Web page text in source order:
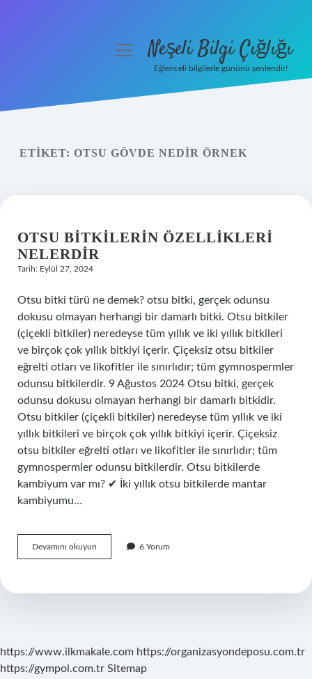
Yasal Uyarı
menüyüNeşeli Bilgi Çığlığı
Eğlenceli bilgilerle gününü şenlendir!
ETIKET: OTSU GÖVDE NEDIR ÖRNEK
OTSU BITKILERIN ÖZELLIKLERI
NELERDIR
Tarih: Eylül 27, 2024
Otsu bitki türü ne demek? otsu bitki, gerçek odunsu
dokusu olmayan herhangi bir damarlı bitki. Otsu bitkiler
(çiçekli bitkiler) neredeyse tüm yıllık ve iki yıllık bitkileri
ve birçok çok yıllık bitkiyi içerir. Çiçeksiz otsu bitkiler
eğrelti otları ve likofitler ile sınırlıdır; tüm gymnospermler
odunsu bitkilerdir. 9 Ağustos 2024 Otsu bitki, gerçek
odunsu dokusu olmayan herhangi bir damarlı bitkidir.
Otsu bitkiler (çiçekli bitkiler) neredeyse tüm yıllık ve iki
yıllık bitkileri ve birçok çok yıllık bitkiyi içerir. Çiçeksiz
otsu bitkiler eğrelti otları ve likofitler ile sınırlıdır; tüm
gymnospermler odunsu bitkilerdir. Otsu bitkilerde
kambiyum var mı? ✔ İki yıllık otsu bitkilerde mantar
kambiyumu…
Devamını okuyun
Bitkilerin
6 Yorum
https://www.ilkmakale.com https://organizasyondeposu.com.tr
https://gympol.com.tr Sitemap